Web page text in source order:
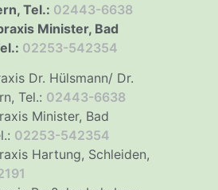
Tel.: 02443-6638
Minister, Bad
02253-542354
Dr. Hülsmann/ Dr.
Tel.: 02443-6638
Minister, Bad
02253-542354
Hartung, Schleiden,